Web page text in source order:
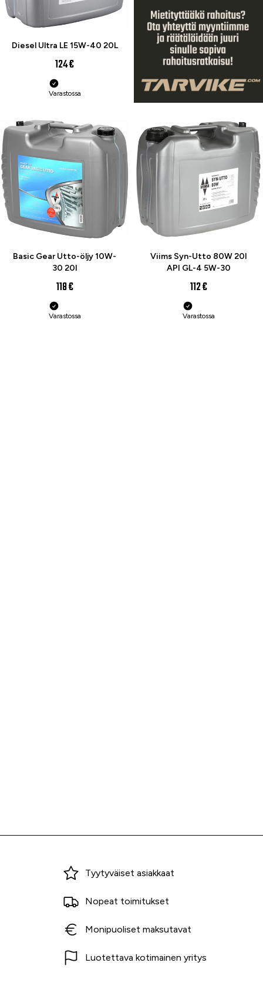
Diesel Ultra LE 15W-40 20L
124 €
Varastossa
Basic Gear Utto-öljy 10W-
30 20l
118 €
Varastossa
Viims Syn-Utto 80W 20l
API GL-4 5W-30
112 €
Varastossa
Miksi ostaa Tarvikekeskuksesta?
Tyytyväiset asiakkaat
Nopeat toimitukset
Monipuoliset maksutavat
Luotettava kotimainen yritys